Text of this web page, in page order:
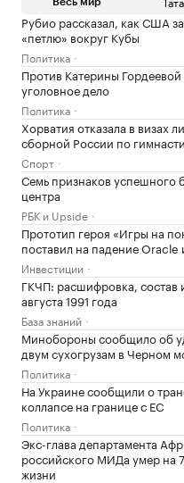
Рубио рассказал, как США
«петлю» вокруг Кубы
Политика
Против Катерины Гордеевой
уголовное дело
Политика
Хорватия отказала в визах
сборной России по
Спорт
Семь признаков успешного
центра
РБК и Upside
Прототип героя «Игры на
поставил на падение Oracle
Инвестиции
ГКЧП: расшифровка, состав
августа 1991 года
База знаний
Минобороны сообщило об
двум сухогрузам в Черном
Политика
На Украине сообщили о
коллапсе на границе с ЕС
Политика
Экс-глава департамента
российского МИДа умер на
жизни